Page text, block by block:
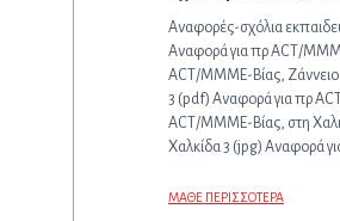
Αναφορές-σχόλια
Αναφορά για πρ ACT/
ACT/MMME-Βίας,
3 (pdf) Αναφορά για πρ
ACT/MMME-Βίας, στη
Χαλκίδα 3 (jpg) Αναφορά
ΜΑΘΕ ΠΕΡΙΣΣΟΤΕΡΑ